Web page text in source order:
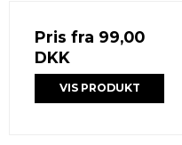
Pris fra 99,00
DKK
VIS PRODUKT